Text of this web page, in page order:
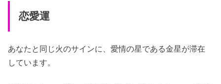
恋愛運
あなたと同じ火のサインに、愛情の星である金星が滞在
しています。